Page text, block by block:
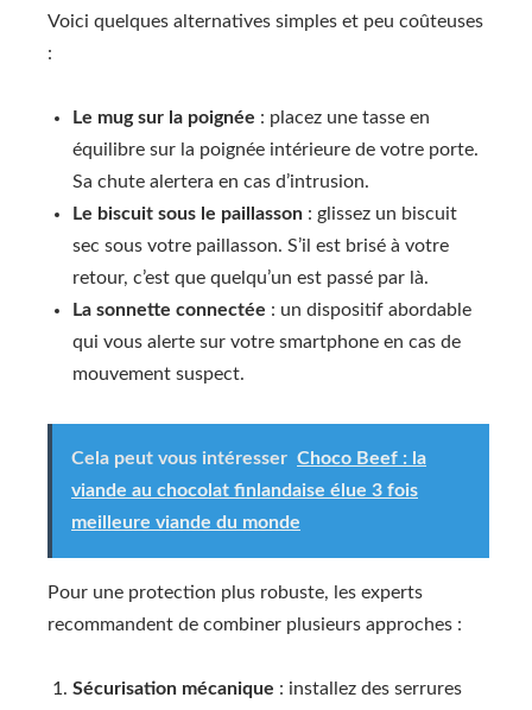
Voici quelques alternatives simples et peu coûteuses
:
Le mug sur la poignée : placez une tasse en
équilibre sur la poignée intérieure de votre porte.
Sa chute alertera en cas d’intrusion.
Le biscuit sous le paillasson : glissez un biscuit
sec sous votre paillasson. S’il est brisé à votre
retour, c’est que quelqu’un est passé par là.
La sonnette connectée : un dispositif abordable
qui vous alerte sur votre smartphone en cas de
mouvement suspect.
Cela peut vous intéresser Choco Beef : la
viande au chocolat finlandaise élue 3 fois
meilleure viande du monde
Pour une protection plus robuste, les experts
recommandent de combiner plusieurs approches :
Sécurisation mécanique : installez des serrures